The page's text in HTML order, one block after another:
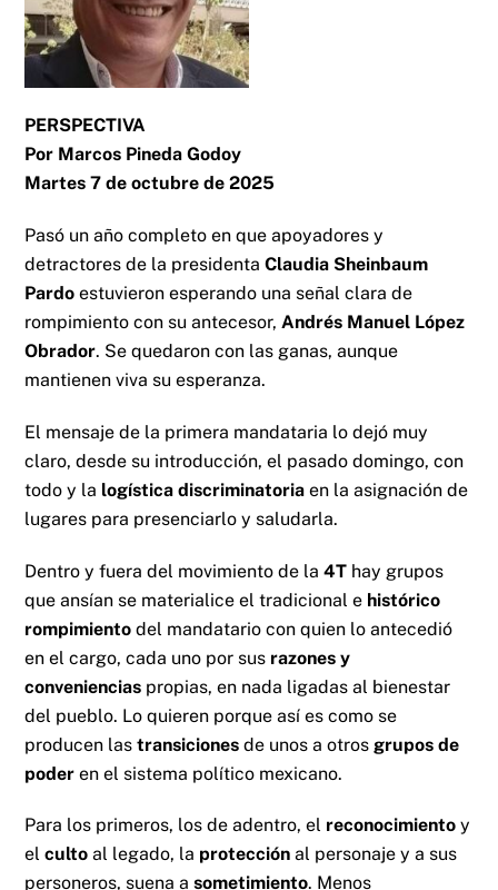
PERSPECTIVA
Por Marcos Pineda Godoy
Martes 7 de octubre de 2025
Pasó un año completo en que apoyadores y
detractores de la presidentaClaudia Sheinbaum
Pardo estuvieron esperando una señal clara de
rompimiento con su antecesor,Andrés Manuel López
Obrador. Se quedaron con las ganas, aunque
mantienen viva su esperanza.
El mensaje de la primera mandataria lo dejó muy
claro, desde su introducción, el pasado domingo, con
todo y la logística discriminatoria en la asignación de
lugares para presenciarlo y saludarla.
Dentro y fuera del movimiento de la4T hay grupos
que ansían se materialice el tradicional e histórico
rompimiento del mandatario con quien lo antecedió
en el cargo, cada uno por sus razones y
conveniencias propias, en nada ligadas al bienestar
del pueblo. Lo quieren porque así es como se
producen lastransiciones de unos a otros grupos de
poder en el sistema político mexicano.
Para los primeros, los de adentro, el reconocimiento y
elculto al legado, la protección al personaje y a sus
personeros, suena asometimiento. Menos